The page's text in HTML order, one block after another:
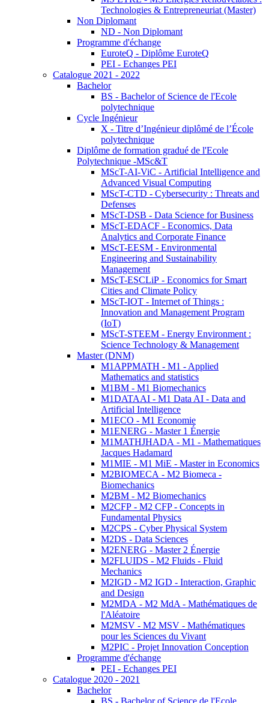
Technologies & Entrepreneuriat (Master)
Non Diplomant
ND - Non Diplomant
Programme d'échange
EuroteQ - Diplôme EuroteQ
PEI - Echanges PEI
Catalogue 2021 - 2022
Bachelor
BS - Bachelor of Science de l'Ecole
polytechnique
Cycle Ingénieur
X - Titre d’Ingénieur diplômé de l’École
polytechnique
Diplôme de formation gradué de l'Ecole
Polytechnique -MSc&T
MScT-AI-ViC - Artificial Intelligence and
Advanced Visual Computing
MScT-CTD - Cybersecurity : Threats and
Defenses
MScT-DSB - Data Science for Business
MScT-EDACF - Economics, Data
Analytics and Corporate Finance
MScT-EESM - Environmental
Engineering and Sustainability
Management
MScT-ESCLiP - Economics for Smart
Cities and Climate Policy
MScT-IOT - Internet of Things :
Innovation and Management Program
(IoT)
MScT-STEEM - Energy Environment :
Science Technology & Management
Master (DNM)
M1APPMATH - M1 - Applied
Mathematics and statistics
M1BM - M1 Biomechanics
M1DATAAI - M1 Data AI - Data and
Artificial Intelligence
M1ECO - M1 Economie
M1ENERG - Master 1 Énergie
M1MATHJHADA - M1 - Mathematiques
Jacques Hadamard
M1MIE - M1 MiE - Master in Economics
M2BIOMECA - M2 Biomeca -
Biomechanics
M2BM - M2 Biomechanics
M2CFP - M2 CFP - Concepts in
Fundamental Physics
M2CPS - Cyber Physical System
M2DS - Data Sciences
M2ENERG - Master 2 Énergie
M2FLUIDS - M2 Fluids - Fluid
Mechanics
M2IGD - M2 IGD - Interaction, Graphic
and Design
M2MDA - M2 MdA - Mathématiques de
l'Aléatoire
M2MSV - M2 MSV - Mathématiques
pour les Sciences du Vivant
M2PIC - Projet Innovation Conception
Programme d'échange
PEI - Echanges PEI
Catalogue 2020 - 2021
Bachelor
BS - Bachelor of Science de l'Ecole